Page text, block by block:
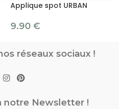
Applique spot URBAN
9.90 €
réseaux sociaux !
notre Newsletter !